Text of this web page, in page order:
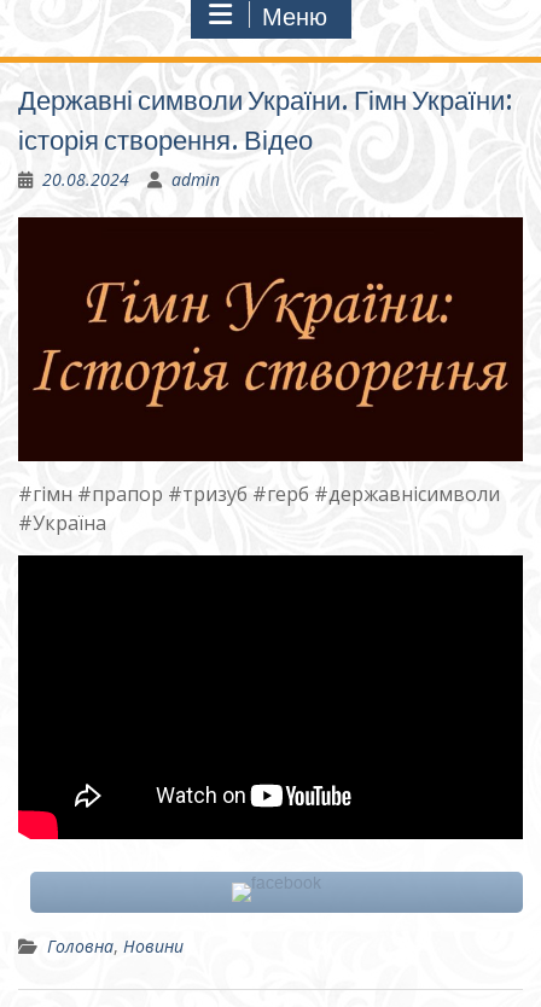
Меню
Державні символи України. Гімн України:
історія створення. Відео
20.08.2024 admin
#гімн #прапор #тризуб #герб #державнісимволи
#Україна
Головна, Новини